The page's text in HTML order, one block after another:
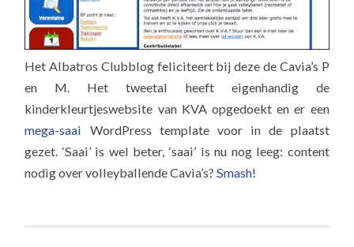
Het Albatros Clubblog feliciteert bij deze de Cavia’s P
en M. Het tweetal heeft eigenhandig de
kinderkleurtjeswebsite van KVA opgedoekt en er een
mega-saai WordPress template voor in de plaatst
gezet. ‘Saai’ is wel beter, ‘saai’ is nu nog leeg: content
nodig over volleyballende Cavia’s?Smash!